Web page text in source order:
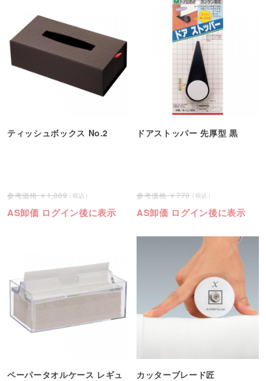
ティッシュボックス No.2
1,009
AS卸価 ログイン後に表示
ドアストッパー 先厚型 黒
770
AS卸価 ログイン後に表示
ペーパータオルケース レギュ
カッターブレード匠